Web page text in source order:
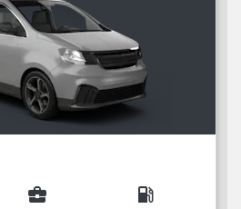
business_center local_gas_station